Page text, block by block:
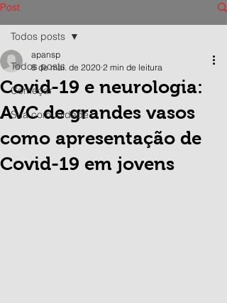
Post
Todos posts
Começar
Sua comunidade
Todos posts
Covid-19 e neurologia:
AVC de grandes vasos
como apresentação de
Covid-19 em jovens
apansp
8 de mai. de 2020 2 min de leitura